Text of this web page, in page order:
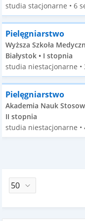
studia stacjonarne • 6
Pielęgniarstwo
Wyższa Szkoła
Białystok • I stopnia
studia niestacjonarne •
Pielęgniarstwo
Akademia Nauk
II stopnia
studia niestacjonarne •